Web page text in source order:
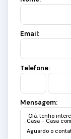
Email:
Telefone:
Mensagem: